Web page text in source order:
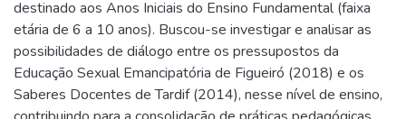
destinado aos Anos Iniciais do Ensino Fundamental (faixa
etária de 6 a 10 anos). Buscou-se investigar e analisar as
possibilidades de diálogo entre os pressupostos da
Educação Sexual Emancipatória de Figueiró (2018) e os
Saberes Docentes de Tardif (2014), nesse nível de ensino,